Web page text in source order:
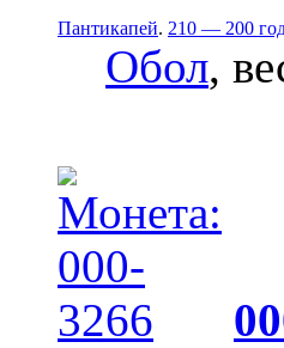
Пантикапей. 210 — 200
Обол,